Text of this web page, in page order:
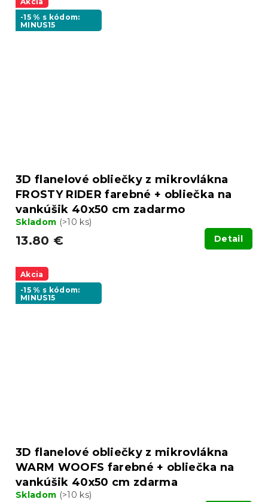
-15 % s kódom:
MINUS15
3D flanelové obliečky z mikrovlákna
FROSTY RIDER farebné + obliečka na
vankúšik 40x50 cm zadarmo
Skladom (>10 ks)
13.80 € Detail
Akcia
-15 % s kódom:
MINUS15
3D flanelové obliečky z mikrovlákna
WARM WOOFS farebné + obliečka na
vankúšik 40x50 cm zdarma
Skladom (>10 ks)